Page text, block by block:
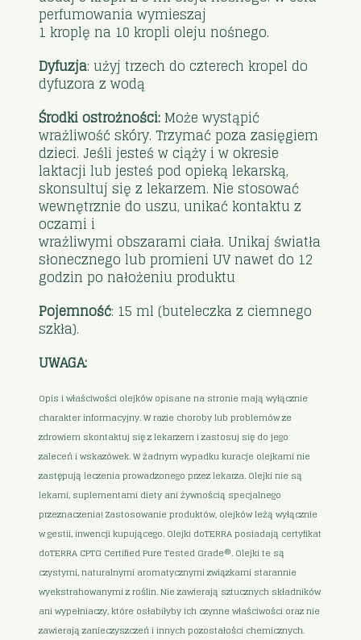
perfumowania wymieszaj
1 kroplę na 10 kropli oleju nośnego.
Dyfuzja: użyj trzech do czterech kropel do
dyfuzora z wodą
Środki ostrożności: Może wystąpić
wrażliwość skóry. Trzymać poza zasięgiem
dzieci. Jeśli jesteś w ciąży i w okresie
laktacji lub jesteś pod opieką lekarską,
skonsultuj się z lekarzem. Nie stosować
wewnętrznie do uszu, unikać kontaktu z
oczami i
wrażliwymi obszarami ciała. Unikaj światła
słonecznego lub promieni UV nawet do 12
godzin po nałożeniu produktu
Pojemność: 15 ml (buteleczka z ciemnego
szkła).
UWAGA:
Opis i właściwości olejków opisane na stronie mają wyłącznie
charakter informacyjny. W razie choroby lub problemów ze
zdrowiem skontaktuj się z lekarzem i zastosuj się do jego
zaleceń i wskazówek. W żadnym wypadku kuracje olejkami nie
zastępują leczenia prowadzonego przez lekarza. Olejki nie są
lekami, suplementami diety ani żywnością specjalnego
przeznaczenia! Zastosowanie produktów, olejków leżą wyłącznie
w gestii, inwencji kupującego. Olejki doTERRA posiadają certyfikat
doTERRA CPTG Certified Pure Tested Grade®. Olejki te są
czystymi, naturalnymi aromatycznymi związkami starannie
wyekstrahowanymi z roślin. Nie zawierają sztucznych składników
ani wypełniaczy, które osłabiłyby ich czynne właściwości oraz nie
zawierają zanieczyszczeń i innych pozostałości chemicznych.